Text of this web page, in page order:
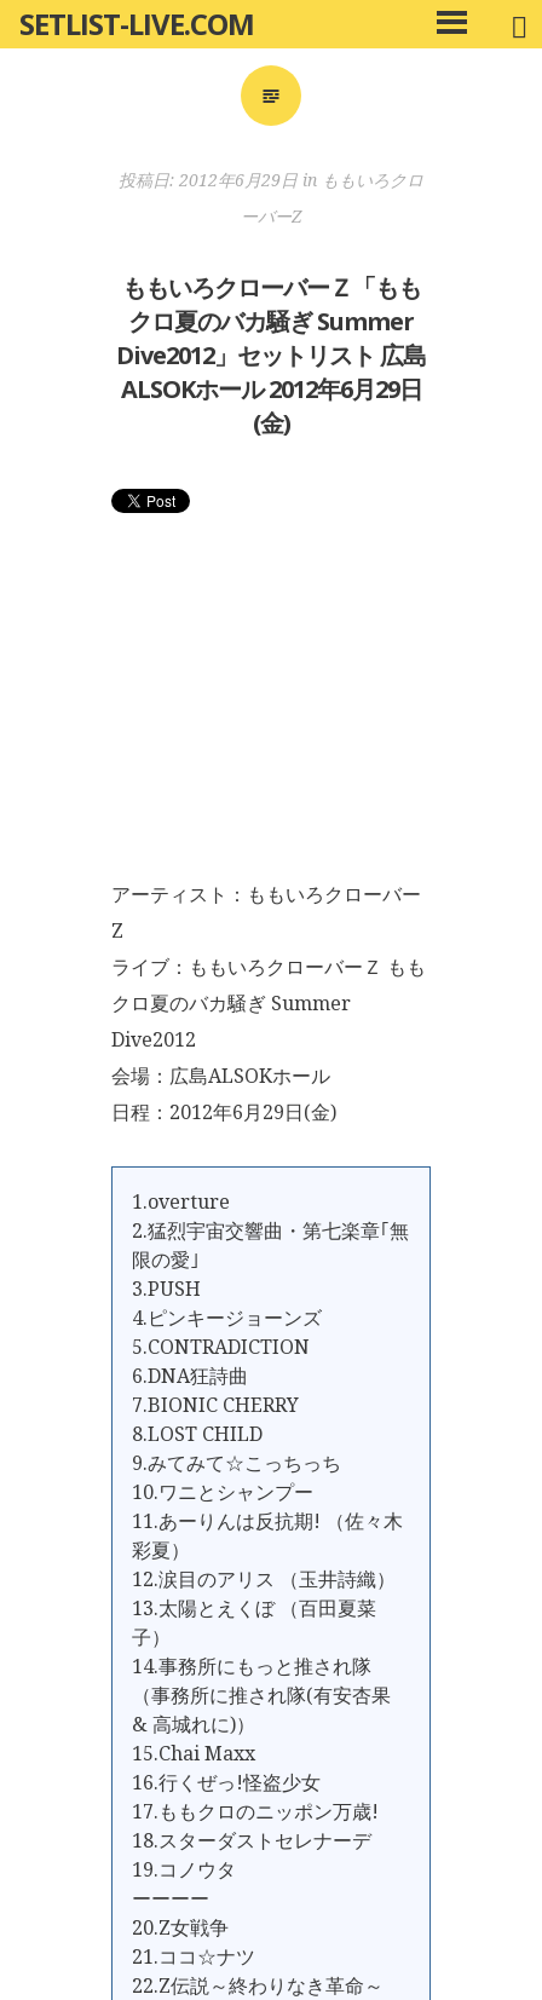
ン
SETLIST-LIVE.COM
メ
イ
投稿日: 2012年6月29日 in ももいろクロ
ーバーZ
ももいろクローバーＺ「もも
クロ夏のバカ騒ぎ Summer
Dive2012」セットリスト 広島
ALSOKホール 2012年6月29日
(金)
アーティスト：ももいろクローバー
Z
ライブ：ももいろクローバーＺ もも
クロ夏のバカ騒ぎ Summer
Dive2012
会場：広島ALSOKホール
日程：2012年6月29日(金)
1.overture
2.猛烈宇宙交響曲・第七楽章｢無
限の愛｣
3.PUSH
4.ピンキージョーンズ
5.CONTRADICTION
6.DNA狂詩曲
7.BIONIC CHERRY
8.LOST CHILD
9.みてみて☆こっちっち
10.ワニとシャンプー
11.あーりんは反抗期! （佐々木
彩夏）
12.涙目のアリス （玉井詩織）
13.太陽とえくぼ （百田夏菜
子）
14.事務所にもっと推され隊
（事務所に推され隊(有安杏果
& 高城れに)）
15.Chai Maxx
16.行くぜっ!怪盗少女
17.ももクロのニッポン万歳!
18.スターダストセレナーデ
19.コノウタ
ーーーー
20.Z女戦争
21.ココ☆ナツ
22.Z伝説～終わりなき革命～